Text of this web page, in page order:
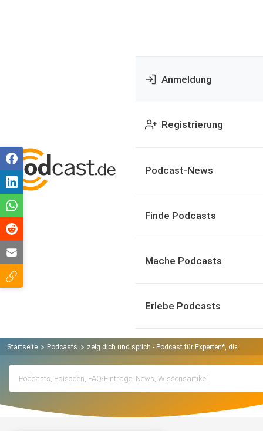
Anmeldung
Registrierung
Podcast-News
Finde Podcasts
Mache Podcasts
Erlebe Podcasts
Startseite Podcasts zeig dich und sprich - Podcast für Experten*, die ihrer